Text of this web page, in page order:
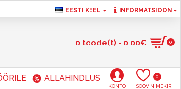
EESTI KEEL INFORMATSIOON
0 toode(t) - 0.00€ 0
ALLAHINDLUS
KONTO SOOVINIMEKIRI
0